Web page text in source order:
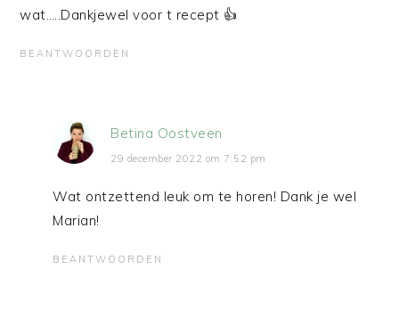
wat…..Dankjewel voor t recept 👍
BEANTWOORDEN
Betina Oostveen
29 december 2022 om 7:52 pm
Wat ontzettend leuk om te horen! Dank je wel
Marian!
BEANTWOORDEN